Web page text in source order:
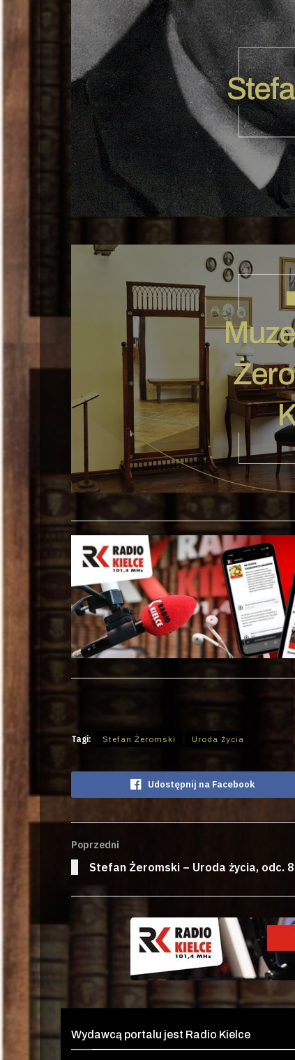
Tagi: Stefan Żeromski Uroda życia
Udostępnij na Facebook
Poprzedni
Stefan Żeromski – Uroda życia, odc.
Wydawcą portalu jest Radio Kielce